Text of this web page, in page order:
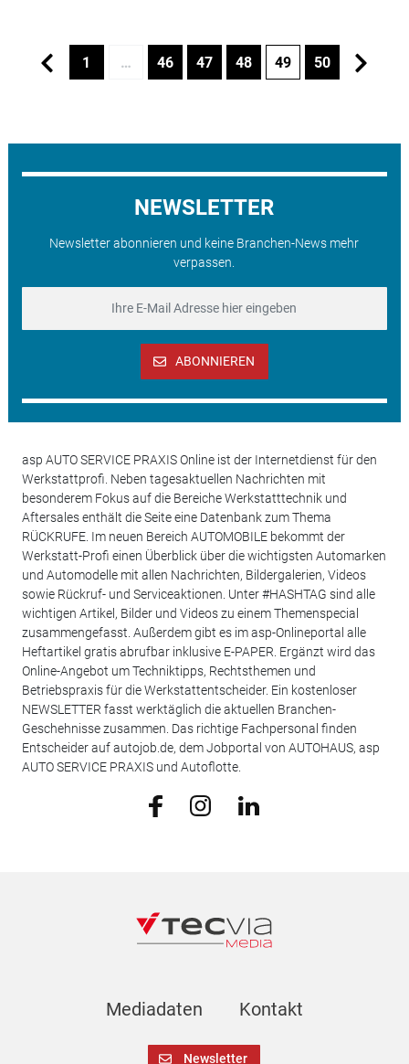
1 … 46 47 48 49 50
NEWSLETTER
Newsletter abonnieren und keine Branchen-News mehr
verpassen.
ABONNIEREN
asp AUTO SERVICE PRAXIS Online ist der Internetdienst für den
Werkstattprofi. Neben tagesaktuellen Nachrichten mit
besonderem Fokus auf die Bereiche Werkstatttechnik und
Aftersales enthält die Seite eine Datenbank zum Thema
RÜCKRUFE. Im neuen Bereich AUTOMOBILE bekommt der
Werkstatt-Profi einen Überblick über die wichtigsten Automarken
und Automodelle mit allen Nachrichten, Bildergalerien, Videos
sowie Rückruf- und Serviceaktionen. Unter #HASHTAG sind alle
wichtigen Artikel, Bilder und Videos zu einem Themenspecial
zusammengefasst. Außerdem gibt es im asp-Onlineportal alle
Heftartikel gratis abrufbar inklusive E-PAPER. Ergänzt wird das
Online-Angebot um Techniktipps, Rechtsthemen und
Betriebspraxis für die Werkstattentscheider. Ein kostenloser
NEWSLETTER fasst werktäglich die aktuellen Branchen-
Geschehnisse zusammen. Das richtige Fachpersonal finden
Entscheider auf autojob.de, dem Jobportal von AUTOHAUS, asp
AUTO SERVICE PRAXIS und Autoflotte.
Mediadaten Kontakt
Newsletter